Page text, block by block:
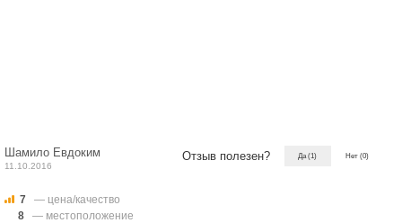
Шамило Евдоким
11.10.2016
Отзыв полезен? Да(1) Нет (0)
7
— цена/качество
8
— местоположение